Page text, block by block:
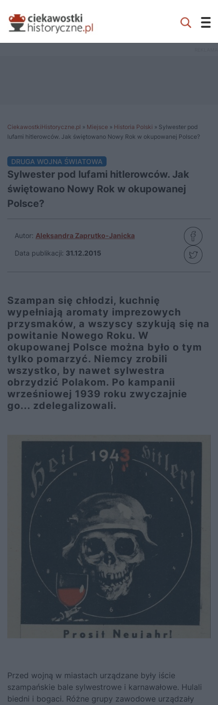
CiekawostkiHistoryczne.pl » Miejsce » Historia Polski » Sylwester pod
lufami hitlerowców. Jak świętowano Nowy Rok w okupowanej Polsce?
DRUGA WOJNA ŚWIATOWA
Sylwester pod lufami hitlerowców. Jak
świętowano Nowy Rok w okupowanej
Polsce?
Autor: Aleksandra Zaprutko-Janicka
Data publikacji: 31.12.2015
Szampan się chłodzi, kuchnię
wypełniają aromaty imprezowych
przysmaków, a wszyscy szykują się na
powitanie Nowego Roku. W
okupowanej Polsce można było o tym
tylko pomarzyć. Niemcy zrobili
wszystko, by nawet sylwestra
obrzydzić Polakom. Po kampanii
wrześniowej 1939 roku zwyczajnie
go... zdelegalizowali.
Przed wojną w miastach urządzane były iście
szampańskie bale sylwestrowe i karnawałowe. Hulali
biedni i bogaci. Różne grupy zawodowe urządzały